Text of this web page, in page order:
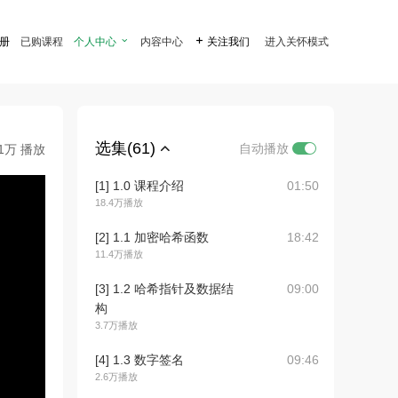
已购课程 个人中心  内容中心  关注我们 进入关怀模式
万 播放 选集(61) 自动播放
[1] 1.0 课程介绍
18.4万播放
01:50
[2] 1.1 加密哈希函数
11.4万播放
18:42
[3] 1.2 哈希指针及数据结
构
3.7万播放
09:00
[4] 1.3 数字签名
2.6万播放
09:46